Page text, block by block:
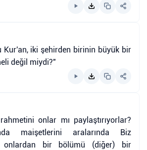
Kur'an, iki şehirden birinin büyük bir
değil miydi?"
onlar mı paylaştırıyorlar?
maişetlerini aralarında Biz
onlardan bir bölümü (diğer) bir